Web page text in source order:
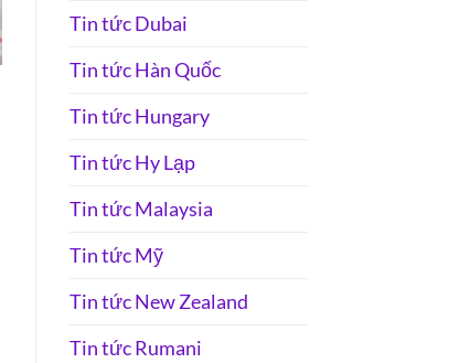
Tin tức Dubai
Tin tức Hàn Quốc
Tin tức Hungary
Tin tức Hy Lạp
Tin tức Malaysia
Tin tức Mỹ
Tin tức New Zealand
Tin tức Rumani